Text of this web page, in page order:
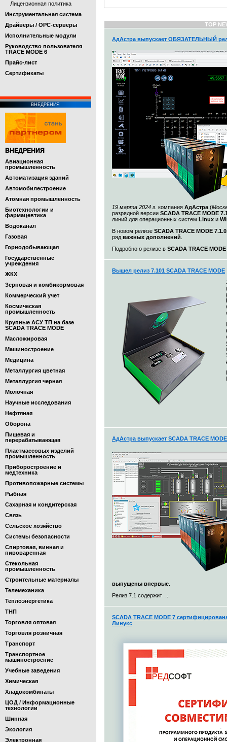
Лицензионная политика
Инструментальная система
Драйверы / OPC-серверы
Исполнительные модули
Руководство пользователя
TRACE MODE 6
Прайс-лист
Cертификаты
ВНЕДРЕНИЯ
ВНЕДРЕНИЯ
Авиационная
промышленность
Автоматизация зданий
Автомобилестроение
Атомная промышленность
Биотехнологии и
фармацевтика
Водоканал
Газовая
Горнодобывающая
Государственные
учреждения
ЖКХ
Зерновая и комбикормовая
Коммерческий учет
Космическая
промышленность
Крупные АСУ ТП на базе
SCADA TRACE MODE
Масложировая
Машиностроение
Медицина
Металлургия цветная
Металлургия черная
Молочная
Научные исследования
Нефтяная
Оборона
Пищевая и
перерабатывающая
Пластмассовых изделий
промышленность
Приборостроение и
медтехника
Противопожарные системы
Рыбная
Сахарная и кондитерская
Связь
Сельское хозяйство
Системы безопасности
Спиртовая, винная и
пивоваренная
Стекольная
промышленность
Строительные материалы
Телемеханика
Теплоэнергетика
ТНП
Торговля оптовая
Торговля розничная
Транспорт
Транспортное
машиностроение
Учебные заведения
Химическая
Хладокомбинаты
ЦОД / Информационные
технологии
Шинная
Экология
Электронная
TOP
АдАстра выпускает ОБЯЗАТЕЛЬНЫЙ
19 марта 2024 г. компания АдАстра (
разрядной версии SCADA TRACE MODE
линий для операционных систем Linux и
В новом релизе SCADA TRACE MODE
ряд важных дополнений
Подробно о релизе в SCADA TRACE MODE
Вышел релиз 7.101 SCADA TRACE MODE
АдАстра выпускает SCADA TRACE
выпущены впервые
Релиз 7.1 содержит ...
SCADA TRACE MODE 7
Линукс